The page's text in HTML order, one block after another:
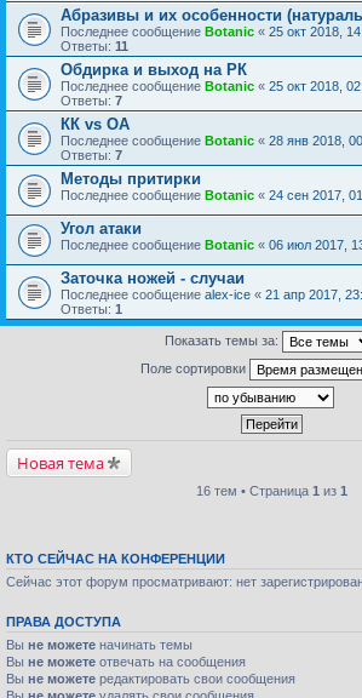
Абразивы и их особенности
Последнее сообщение Botanic « 25 окт 2018,
Ответы: 11
Обдирка и выход на РК
Последнее сообщение Botanic « 25 окт 2018,
Ответы: 7
КК vs ОА
Последнее сообщение Botanic « 28 янв 2018,
Ответы: 7
Методы притирки
Последнее сообщение Botanic « 24 сен 2017,
Угол атаки
Последнее сообщение Botanic « 06 июл 2017,
Заточка ножей - случаи
Последнее сообщение alex-ice « 21 апр 2017,
Ответы: 1
Показать темы за:
Поле сортировки
Новая тема
16 тем • Страница 1 из 1
КТО СЕЙЧАС НА КОНФЕРЕНЦИИ
Сейчас этот форум просматривают: нет
ПРАВА ДОСТУПА
Вы не можете начинать темы
Вы не можете отвечать на сообщения
Вы не можете редактировать свои сообщения